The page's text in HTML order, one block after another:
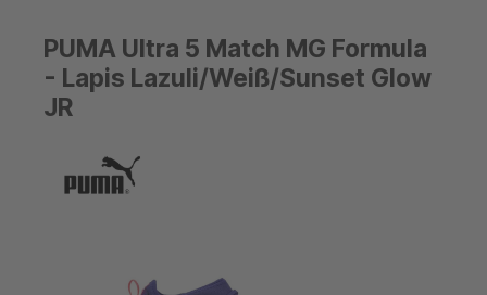
PUMA Ultra 5 Match MG Formula
- Lapis Lazuli/Weiß/Sunset Glow
JR